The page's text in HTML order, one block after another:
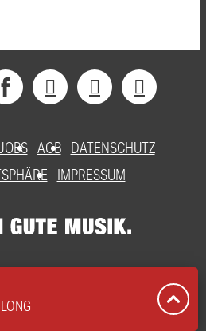
AGB DATENSCHUTZ
IMPRESSUM